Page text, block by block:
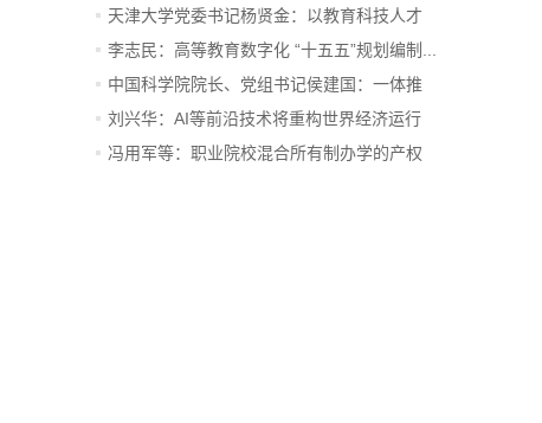
发...
天津大学党委书记杨贤金：以教育科技人才
一...
李志民：高等教育数字化 “十五五”规划编制...
中国科学院院长、党组书记侯建国：一体推
进...
刘兴华：AI等前沿技术将重构世界经济运行
底...
冯用军等：职业院校混合所有制办学的产权